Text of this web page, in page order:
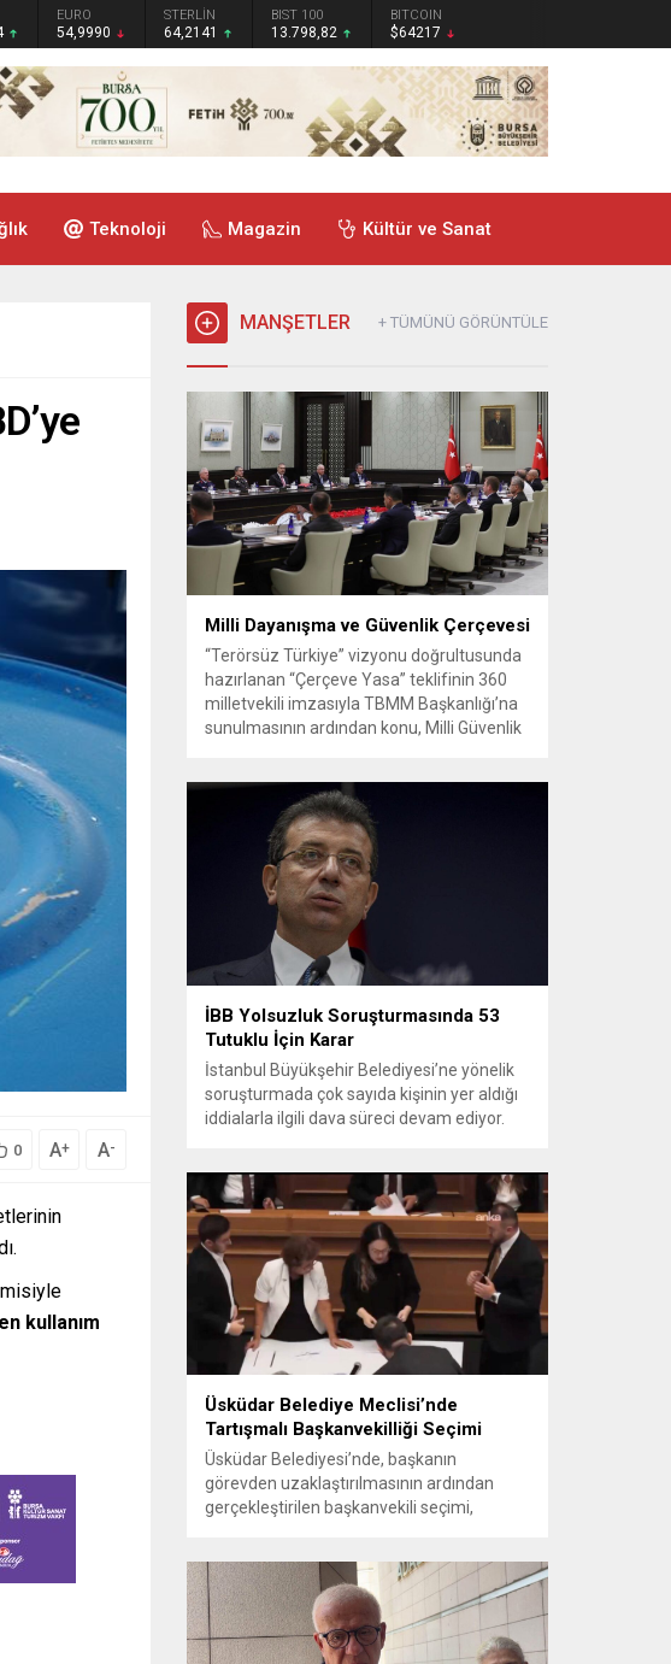
EURO
54,9990
STERLİN
64,2141
BIST 100
13.798,82
BITCOIN
$64217
Teknoloji Magazin Kültür ve Sanat
0 A+ A-
kullanım
MANŞETLER + TÜMÜNÜ GÖRÜNTÜLE
Milli Dayanışma ve Güvenlik Çerçevesi
“Terörsüz Türkiye” vizyonu doğrultusunda
hazırlanan “Çerçeve Yasa” teklifinin 360
milletvekili imzasıyla TBMM Başkanlığı’na
sunulmasının ardından konu, Milli Güvenlik
maddelik bildiri, ülke güvenliği ve bölgesel
gelişmelere dair değerlendirmeleri
içermektedir. Yaklaşık 2 saat 15 dakika
süren oturumun sonuç metninde; terörle
mücadele, bölgesel istikrar,...
İBB Yolsuzluk Soruşturmasında 53
Tutuklu İçin Karar
İstanbul Büyükşehir Belediyesi’ne yönelik
soruşturmada çok sayıda kişinin yer aldığı
iddialarla ilgili dava süreci devam ediyor.
değerlendirdi. İnceleme sonucunda,
aralarında Ekrem İmamoğlu’nun da
bulunduğu 53 tutuklu hakkında tutukluluk
hallerinin sürdürülmesine karar verildi.
İddialar ve değerlendirilen talepler
Soruşturma kapsamında sanıklara
yöneltilen...
Üsküdar Belediye Meclisi’nde
Tartışmalı Başkanvekilliği Seçimi
Üsküdar Belediyesi’nde, başkanın
görevden uzaklaştırılmasının ardından
gerçekleştirilen başkanvekili seçimi,
oylamada usul ve gizlilikle ilgili ciddi iddialar
ortaya atıldı; bazı oyların geçersiz
sayılması ve meclis içindeki yönlendirmeler
kamuoyunda tepkilere yol açtı. Seçim